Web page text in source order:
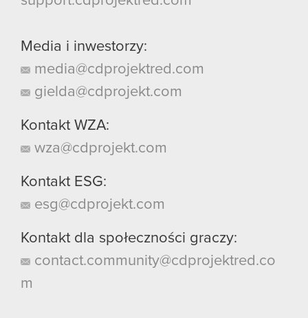
Media i inwestorzy:
media@cdprojektred.com
gielda@cdprojekt.com
Kontakt WZA:
wza@cdprojekt.com
Kontakt ESG:
esg@cdprojekt.com
Kontakt dla społeczności graczy:
contact.community@cdprojektred.co
m